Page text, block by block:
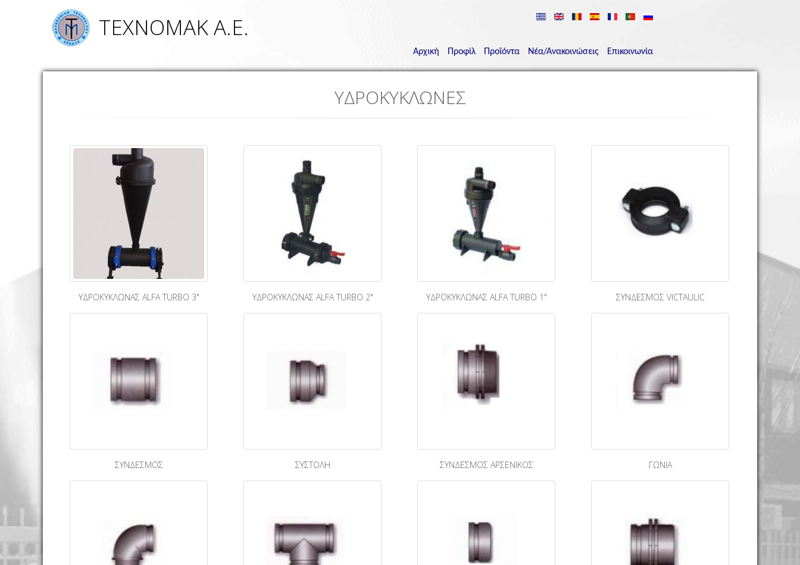
ΤΕΧΝΟΜΑΚ Α.Ε.
Αρχική Προφίλ Προϊόντα Νέα/Ανακοινώσεις Επικοινωνία
ΥΔΡΟΚΥΚΛΩΝΕΣ
ΥΔΡΟΚΥΚΛΩΝΑΣ ALFA TURBO 3" ΥΔΡΟΚΥΚΛΩΝΑΣ ALFA TURBO 2" ΥΔΡΟΚΥΚΛΩΝΑΣ ALFA TURBO 1" ΣΥΝΔΕΣΜΟΣ VICTAULIC
ΣΥΝΔΕΣΜΟΣ ΣΥΣΤΟΛΗ ΣΥΝΔΕΣΜΟΣ ΑΡΣΕΝΙΚΟΣ ΓΩΝΙΑ